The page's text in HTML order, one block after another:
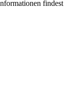
findest